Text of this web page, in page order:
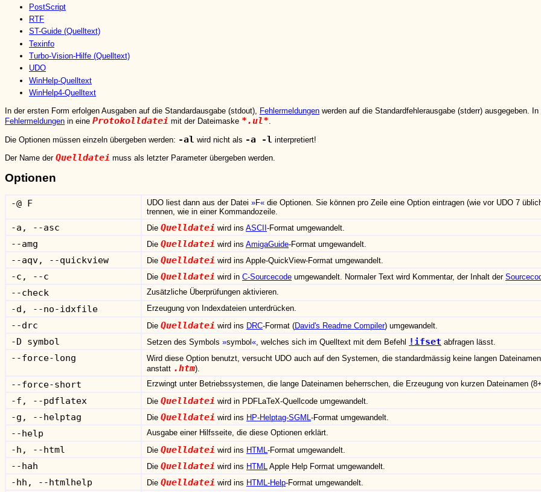
PostScript
RTF
ST-Guide (Quelltext)
Texinfo
Turbo-Vision-Hilfe (Quelltext)
UDO
WinHelp-Quelltext
WinHelp4-Quelltext
In der ersten Form erfolgen Ausgaben auf die Standardausgabe (stdout), Fehlermeldungen werden auf die Standardfehlerausgabe (stderr) ausgegeben.
Fehlermeldungen in eine Protokolldatei mit der Dateimaske *.ul*.
Die Optionen müssen einzeln übergeben werden: -al wird nicht als -a -l interpretiert!
Der Name der Quelldatei muss als letzter Parameter übergeben werden.
Optionen
-@ F UDO liest dann aus der Datei F
die Optionen. Sie können pro Zeile eine Option eintragen (wie vor UDO 7
trennen, wie in einer Kommandozeile.
-a, --asc Die Quelldatei wird ins ASCII -Format umgewandelt.
--amg Die Quelldatei wird ins AmigaGuide-Format umgewandelt.
--aqv, --quickview Die Quelldatei wird ins Apple-QuickView-Format umgewandelt.
-c, --c Die Quelldatei wird in C-Sourcecode umgewandelt. Normaler Text wird Kommentar, der Inhalt der
--check Zusätzliche Überprüfungen aktivieren.
-d, --no-idxfile Erzeugung von Indexdateien unterdrücken.
--drc Die Quelldatei wird ins DRC-Format (David's Readme Compiler) umgewandelt.
-D symbol Setzen des Symbols symbol , welches sich im Quelltext mit dem Befehl !ifset abfragen lässt.
--force-long
Wird diese Option benutzt, versucht UDO auch auf den Systemen, die standardmässig keine langen
anstatt .htm).
--force-short Erzwingt unter Betriebssystemen, die lange Dateinamen beherrschen, die Erzeugung von kurzen Dateinamen
-f, --pdflatex Die Quelldatei wird in PDFLaTeX-Quellcode umgewandelt.
-g, --helptag Die Quelldatei wird ins HP-Helptag-SGML -Format umgewandelt.
--help Ausgabe einer Hilfsseite, die diese Optionen erklärt.
-h, --html Die Quelldatei wird ins HTML -Format umgewandelt.
--hah Die Quelldatei wird ins HTML Apple Help Format umgewandelt.
-hh, --htmlhelp Die Quelldatei wird ins HTML-Help-Format umgewandelt.